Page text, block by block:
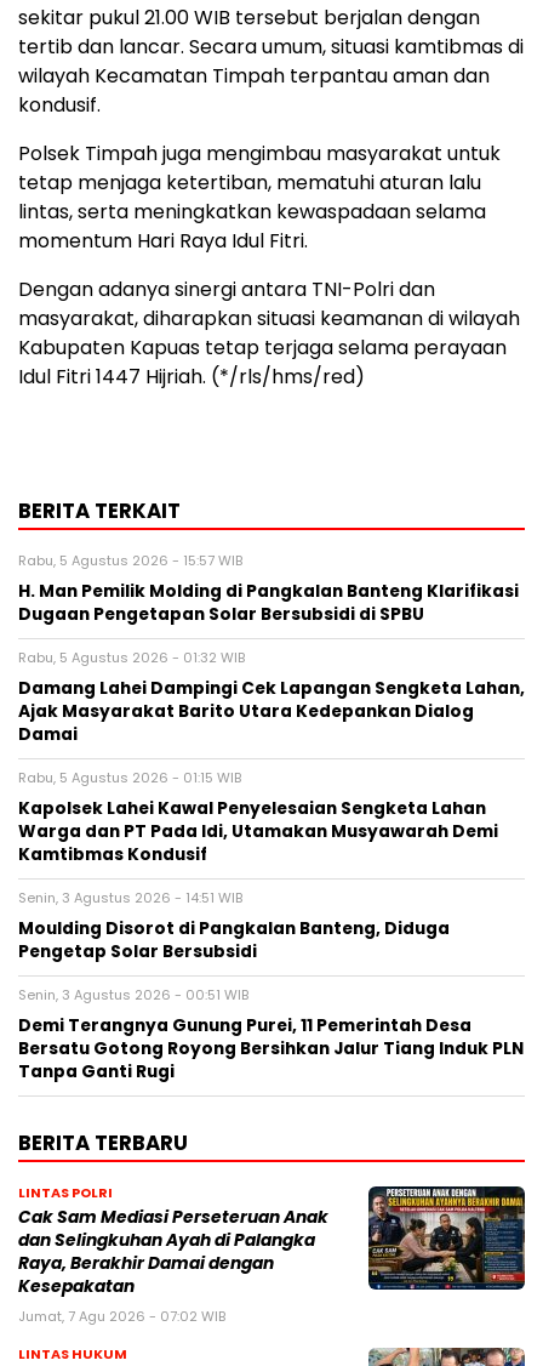
sekitar pukul 21.00 WIB tersebut berjalan dengan
tertib dan lancar. Secara umum, situasi kamtibmas di
wilayah Kecamatan Timpah terpantau aman dan
kondusif.
Polsek Timpah juga mengimbau masyarakat untuk
tetap menjaga ketertiban, mematuhi aturan lalu
lintas, serta meningkatkan kewaspadaan selama
momentum Hari Raya Idul Fitri.
Dengan adanya sinergi antara TNI-Polri dan
masyarakat, diharapkan situasi keamanan di wilayah
Kabupaten Kapuas tetap terjaga selama perayaan
Idul Fitri 1447 Hijriah. (*/rls/hms/red)
BERITA TERKAIT
Rabu, 5 Agustus 2026 - 15:57 WIB
H. Man Pemilik Molding di Pangkalan Banteng Klarifikasi
Dugaan Pengetapan Solar Bersubsidi di SPBU
Rabu, 5 Agustus 2026 - 01:32 WIB
Damang Lahei Dampingi Cek Lapangan Sengketa Lahan,
Ajak Masyarakat Barito Utara Kedepankan Dialog
Damai
Rabu, 5 Agustus 2026 - 01:15 WIB
Kapolsek Lahei Kawal Penyelesaian Sengketa Lahan
Warga dan PT Pada Idi, Utamakan Musyawarah Demi
Kamtibmas Kondusif
Senin, 3 Agustus 2026 - 14:51 WIB
Moulding Disorot di Pangkalan Banteng, Diduga
Pengetap Solar Bersubsidi
Senin, 3 Agustus 2026 - 00:51 WIB
Demi Terangnya Gunung Purei, 11 Pemerintah Desa
Bersatu Gotong Royong Bersihkan Jalur Tiang Induk PLN
Tanpa Ganti Rugi
BERITA TERBARU
LINTAS POLRI
Cak Sam Mediasi Perseteruan Anak
dan Selingkuhan Ayah di Palangka
Raya, Berakhir Damai dengan
Kesepakatan
Jumat, 7 Agu 2026 - 07:02 WIB
LINTAS HUKUM